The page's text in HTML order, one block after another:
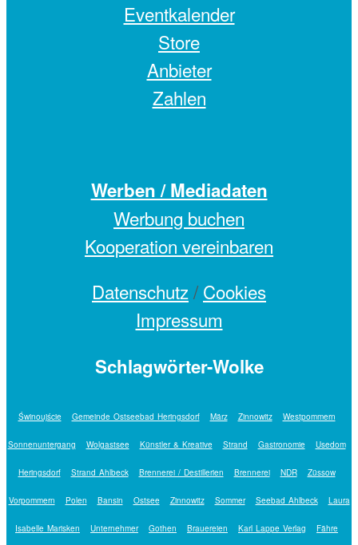
Eventkalender
Store
Anbieter
Zahlen
Werben / Mediadaten
Werbung buchen
Kooperation vereinbaren
Datenschutz/ Cookies
Impressum
Schlagwörter-Wolke
Świnoujście Gemeinde Ostseebad Heringsdorf März Zinnowitz Westpommern
Sonnenuntergang Wolgastsee Künstler & Kreative Strand Gastronomie Usedom
Heringsdorf Strand Ahlbeck Brennerei / Destillerien Brennerei NDR Züssow
Vorpommern Polen Bansin Ostsee Zinnowitz Sommer Seebad Ahlbeck Laura
Isabelle Marisken Unternehmer Gothen Brauereien Karl Lappe Verlag Fähre